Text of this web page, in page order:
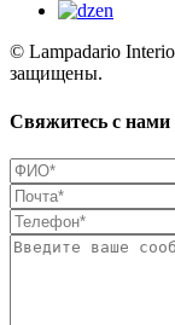
© Lampadario
защищены.
Свяжитесь с нами